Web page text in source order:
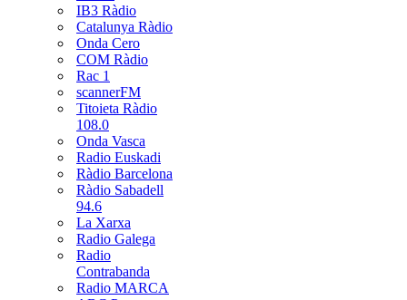
IB3 Ràdio
Catalunya Ràdio
Onda Cero
COM Ràdio
Rac 1
scannerFM
Titoieta Ràdio
108.0
Onda Vasca
Radio Euskadi
Ràdio Barcelona
Ràdio Sabadell
94.6
La Xarxa
Radio Galega
Radio
Contrabanda
Radio MARCA